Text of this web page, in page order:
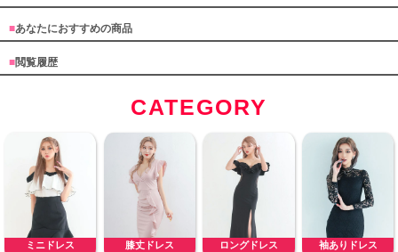
■あなたにおすすめの商品
■閲覧履歴
CATEGORY
ミニドレス 膝丈ドレス ロングドレス 袖ありドレス